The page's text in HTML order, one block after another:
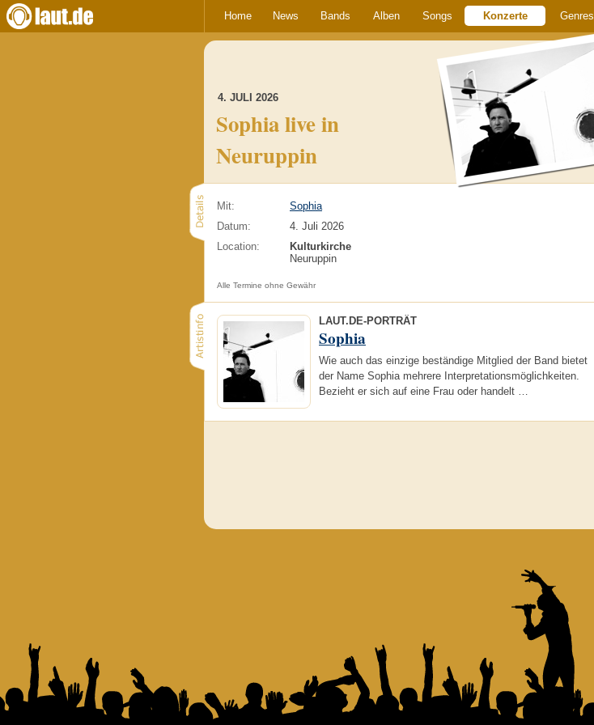
Home News Bands Alben Songs Konzerte Genres
4. JULI 2026
Sophia live in
Neuruppin
Mit:
Sophia
Datum:
4. Juli 2026
Location:
Kulturkirche
Neuruppin
Alle Termine ohne Gewähr
LAUT.DE-PORTRÄT
Sophia
Wie auch das einzige beständige Mitglied der Band bietet
der Name Sophia mehrere Interpretationsmöglichkeiten.
Bezieht er sich auf eine Frau oder handelt …